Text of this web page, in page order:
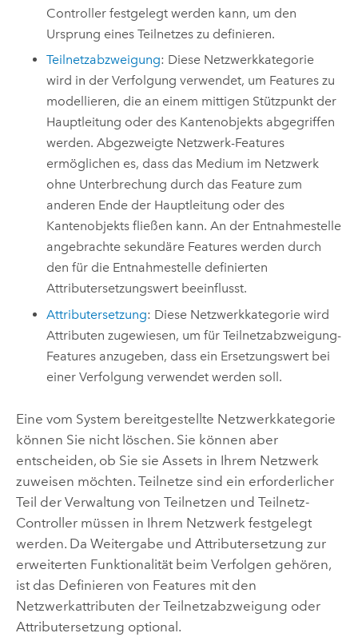
Controller festgelegt werden kann, um den
Ursprung eines Teilnetzes zu definieren.
Teilnetzabzweigung: Diese Netzwerkkategorie
wird in der Verfolgung verwendet, um Features zu
modellieren, die an einem mittigen Stützpunkt der
Hauptleitung oder des Kantenobjekts abgegriffen
werden. Abgezweigte Netzwerk-Features
ermöglichen es, dass das Medium im Netzwerk
ohne Unterbrechung durch das Feature zum
anderen Ende der Hauptleitung oder des
Kantenobjekts fließen kann. An der Entnahmestelle
angebrachte sekundäre Features werden durch
den für die Entnahmestelle definierten
Attributersetzungswert beeinflusst.
Attributersetzung: Diese Netzwerkkategorie wird
Attributen zugewiesen, um für Teilnetzabzweigung-
Features anzugeben, dass ein Ersetzungswert bei
einer Verfolgung verwendet werden soll.
Eine vom System bereitgestellte Netzwerkkategorie
können Sie nicht löschen. Sie können aber
entscheiden, ob Sie sie Assets in Ihrem Netzwerk
zuweisen möchten. Teilnetze sind ein erforderlicher
Teil der Verwaltung von Teilnetzen und Teilnetz-
Controller müssen in Ihrem Netzwerk festgelegt
werden. Da Weitergabe und Attributersetzung zur
erweiterten Funktionalität beim Verfolgen gehören,
ist das Definieren von Features mit den
Netzwerkattributen der Teilnetzabzweigung oder
Attributersetzung optional.